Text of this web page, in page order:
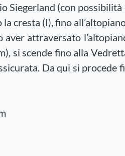
Siegerland (con
cresta (I), fino
aver attraversato
si scende fino alla
Da qui si procede